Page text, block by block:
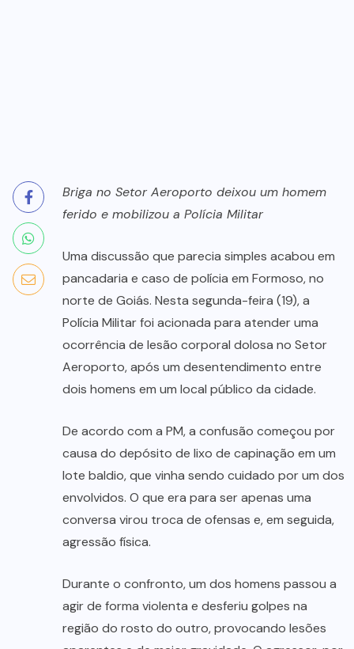
Briga no Setor Aeroporto deixou um homem
ferido e mobilizou a Polícia Militar
Uma discussão que parecia simples acabou em
pancadaria e caso de polícia em Formoso, no
norte de Goiás. Nesta segunda-feira (19), a
Polícia Militar foi acionada para atender uma
ocorrência de lesão corporal dolosa no Setor
Aeroporto, após um desentendimento entre
dois homens em um local público da cidade.
De acordo com a PM, a confusão começou por
causa do depósito de lixo de capinação em um
lote baldio, que vinha sendo cuidado por um dos
envolvidos. O que era para ser apenas uma
conversa virou troca de ofensas e, em seguida,
agressão física.
Durante o confronto, um dos homens passou a
agir de forma violenta e desferiu golpes na
região do rosto do outro, provocando lesões